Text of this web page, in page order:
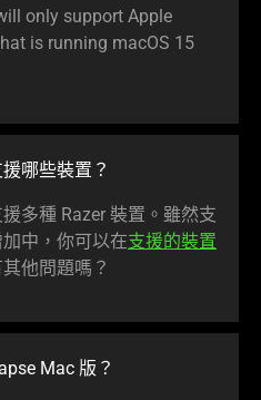
only support Apple
is running macOS 15
援哪些裝置 ？
多種 Razer 裝置。雖然支
中，你可以在支援的裝置
他問題嗎 ？
Mac 版？